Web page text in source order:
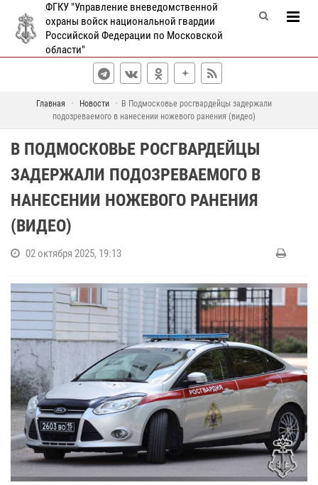
ФГКУ "Управление вневедомственной
охраны войск национальной гвардии
Российской Федерации по Московской
области"
Главная Новости
В Подмосковье росгвардейцы задержали
подозреваемого в нанесении ножевого ранения (видео)
В ПОДМОСКОВЬЕ РОСГВАРДЕЙЦЫ
ЗАДЕРЖАЛИ ПОДОЗРЕВАЕМОГО В
НАНЕСЕНИИ НОЖЕВОГО РАНЕНИЯ
(ВИДЕО)
02 октября 2025, 19:13